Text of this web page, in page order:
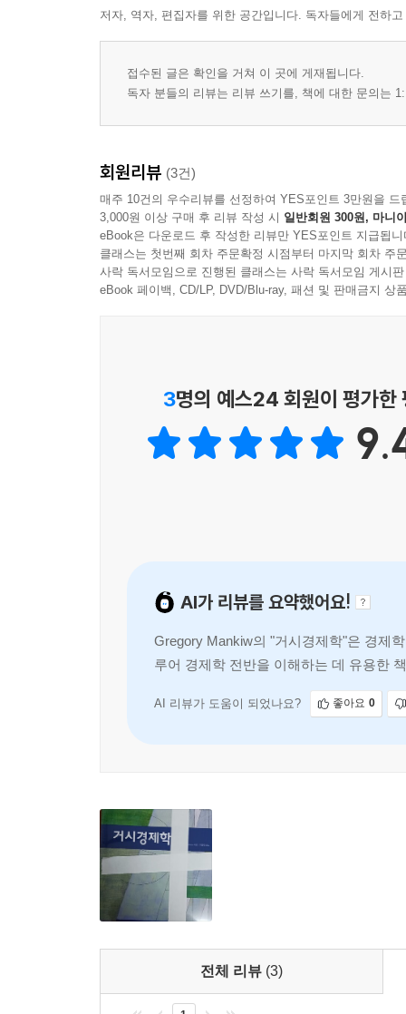
저자, 역자, 편집자를 위한 공간입니다. 독자들에게 전하
접수된 글은 확인을 거쳐 이 곳에 게재됩니다.
독자 분들의 리뷰는 리뷰 쓰기를, 책에 대한 문의는
회원리뷰 (3건)
매주 10건의 우수리뷰를 선정하여 YES포인트 3만원을 드
3,000원 이상 구매 후 리뷰 작성 시 일반회원 300원, 마니
eBook은 다운로드 후 작성한 리뷰만 YES포인트 지급됩니
클래스는 첫번째 회차 주문확정 시점부터 마지막 회차 주
사락 독서모임으로 진행된 클래스는 사락 독서모임 게시
eBook 페이백, CD/LP, DVD/Blu-ray, 패션 및 판매금지 상
3명의 예스24 회원이 평가한
AI가 리뷰를 요약했어요!
Gregory Mankiw의 "거시경제학"은 경제
루어 경제학 전반을 이해하는 데 유용한
전체 리뷰(3)